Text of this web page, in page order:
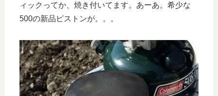
ィックってか、焼き付いてます。あーあ。希少な
500の新品ピストンが。。。